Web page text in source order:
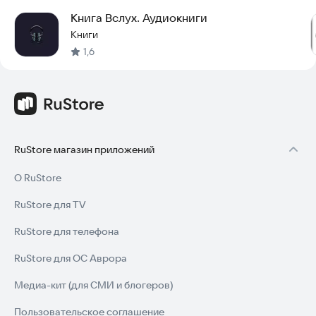
Книга Вслух. Аудиокниги
Книги
1,6
RuStore магазин приложений
О RuStore
RuStore для TV
RuStore для телефона
RuStore для ОС Аврора
Медиа-кит (для СМИ и блогеров)
Пользовательское соглашение